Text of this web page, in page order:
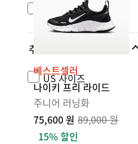
NikeLab
추가 사이즈
US 사이즈
베스트셀러
나이키 프리 라이드
주니어 러닝화
75,600 원 89,000 원
15% 할인